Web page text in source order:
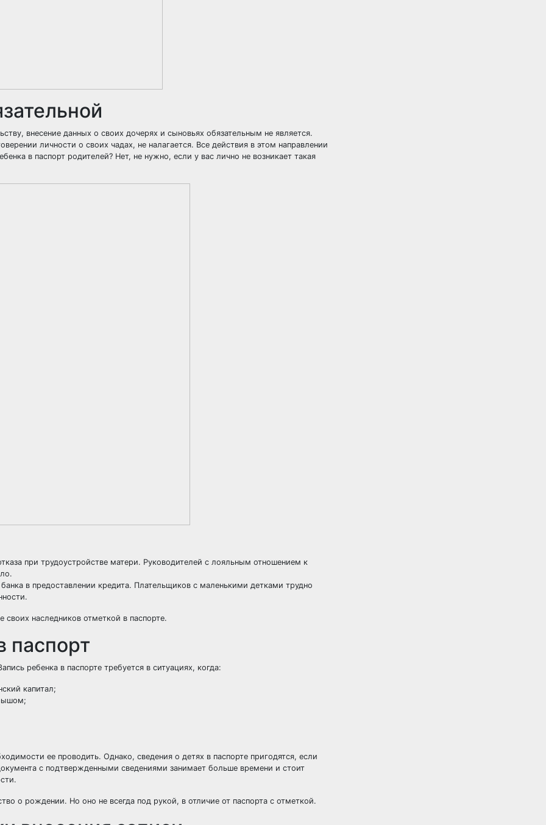
внесение данных о своих дочерях и сыновьях обязательным не является.
личности о своих чадах, не налагается. Все действия в этом направлении
в паспорт родителей? Нет, не нужно, если у вас лично не возникает такая
при трудоустройстве матери. Руководителей с лояльным отношением к
в предоставлении кредита. Плательщиков с маленькими детками трудно
наследников отметкой в паспорте.
паспорт
ребенка в паспорте требуется в ситуациях, когда:
капитал;
ее проводить. Однако, сведения о детях в паспорте пригодятся, если
с подтвержденными сведениями занимает больше времени и стоит
о рождении. Но оно не всегда под рукой, в отличие от паспорта с отметкой.